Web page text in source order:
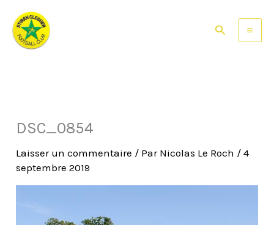
contenu
Rechercher
DSC_0854
Laisser un commentaire / Par Nicolas Le Roch /4
septembre 2019